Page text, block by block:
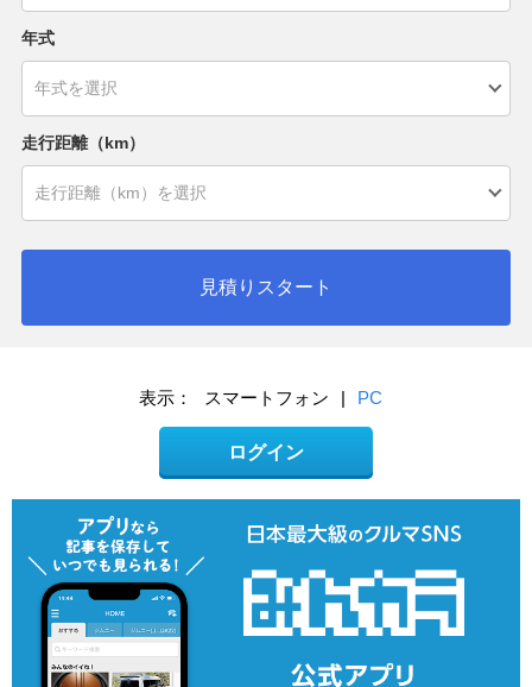
年式
走行距離（km）
見積りスタート
表示： スマートフォン | PC
ログイン